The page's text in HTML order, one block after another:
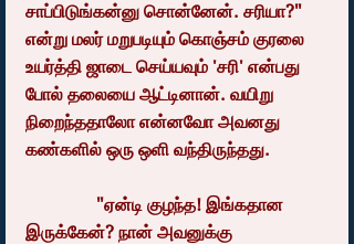
சாப்பிடுங்கன்னு சொன்னேன். சரியா?"
என்று மலர் மறுபடியும் கொஞ்சம் குரலை
உயர்த்தி ஜாடை செய்யவும் 'சரி' என்பது
போல் தலையை ஆட்டினான். வயிறு
நிறைந்ததாலோ என்னவோ அவனது
கண்களில் ஒரு ஒளி வந்திருந்தது.
இருக்கேன்? நான் அவனுக்கு